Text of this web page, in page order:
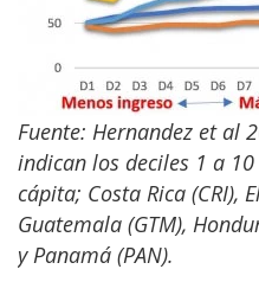
Fuente: Hernandez et al
indican los deciles 1 a
cápita; Costa Rica (CRI),
Guatemala (GTM),
y Panamá (PAN).